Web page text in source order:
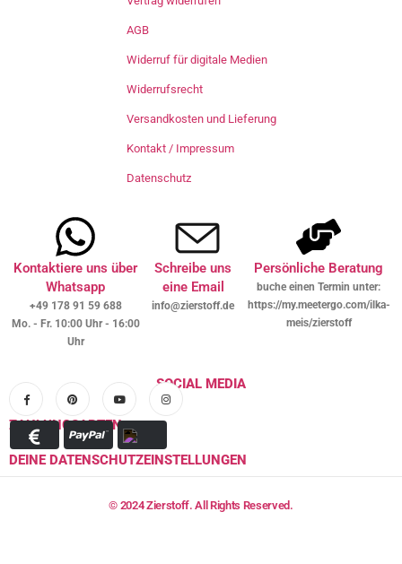
AGB
Widerruf für digitale Medien
Widerrufsrecht
Versandkosten und Lieferung
Kontakt / Impressum
Datenschutz
Kontaktiere uns über
Whatsapp
+49 178 91 59 688
Mo. - Fr. 10:00 Uhr - 16:00
Uhr
Schreibe uns
eine Email
info@zierstoff.de
Persönliche Beratung
buche einen Termin unter:
https://my.meetergo.com/ilka-
meis/zierstoff
SOCIAL MEDIA
ZAHLUNGSARTEN
DEINE DATENSCHUTZEINSTELLUNGEN
© 2024 Zierstoff. All Rights Reserved.